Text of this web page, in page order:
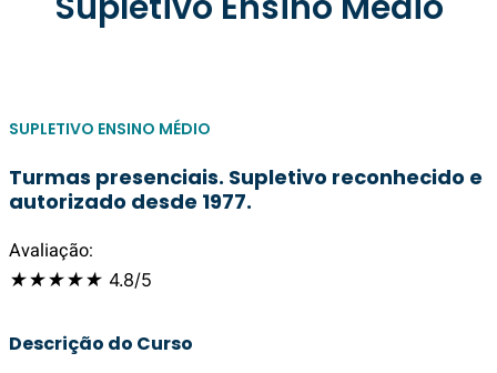
SUPLETIVO ENSINO MÉDIO
Turmas presenciais. Supletivo reconhecido e
autorizado desde 1977.
Avaliação:
★★★★★ 4.8/5
Descrição do Curso